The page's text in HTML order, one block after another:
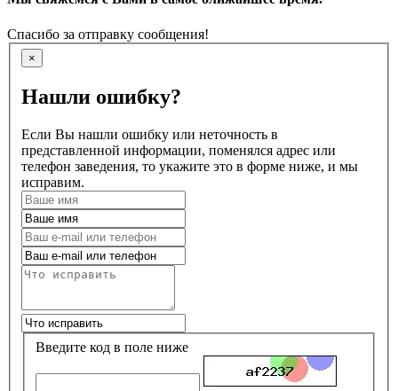
Спасибо за отправку сообщения!
×
Нашли ошибку?
Если Вы нашли ошибку или неточность в
представленной информации, поменялся адрес или
телефон заведения, то укажите это в форме ниже, и мы
исправим.
Введите код в поле ниже